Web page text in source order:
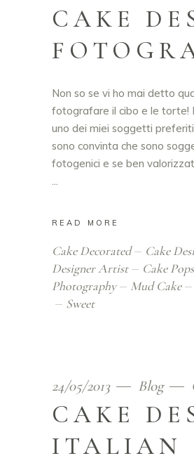
CAKE
Non so se vi ho mai detto
fotografare il cibo e le torte!
uno dei miei soggetti
sono convinta che sono
fotogenici e se ben
READ MORE
Cake Decorated Cake
Designer Artist
Cake Pops
Photography
Mud Cake
Sweet
24/05/2013 Blog
CAKE
ITALIAN